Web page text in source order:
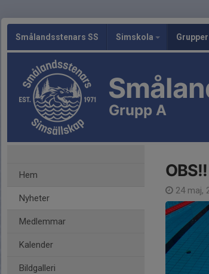
Smålandsstenars SS Simskola Grupper
Grupp A
Hem
Nyheter
Medlemmar
Kalender
Bildgalleri
24 maj,